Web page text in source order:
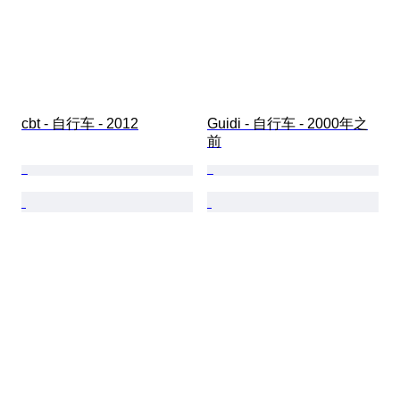
cbt - 自行车 - 2012
Guidi - 自行车 - 2000年之
前